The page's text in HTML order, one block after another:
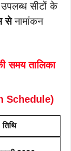
सीटों के
सेनामांकन
समय तालिका
Schedule)
तिथि